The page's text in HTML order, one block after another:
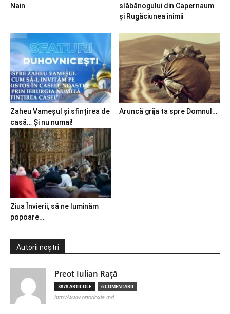
Nain
slăbănogului din Capernaum
și Rugăciunea inimii
Zaheu Vameșul și sfințirea de
casă… Și nu numai!
Aruncă grija ta spre Domnul…
Ziua Învierii, să ne luminăm
popoare…
Autorii noștri
Preot Iulian Raţă
3878 ARTICOLE 6 COMENTARII
http://www.ortodoxia.md